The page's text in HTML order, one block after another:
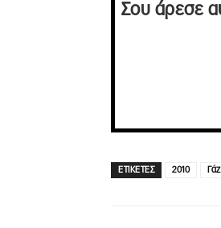
Σου άρεσε
ΕΤΙΚΕΤΕΣ 2010